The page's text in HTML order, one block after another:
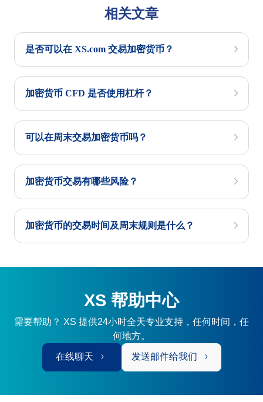
相关文章
是否可以在 XS.com 交易加密货币？
加密货币 CFD 是否使用杠杆？
可以在周末交易加密货币吗？
加密货币交易有哪些风险？
加密货币的交易时间及周末规则是什么？
XS 帮助中心
需要帮助？ XS 提供24小时全天专业支持，任何时间，任
何地方。
在线聊天 发送邮件给我们